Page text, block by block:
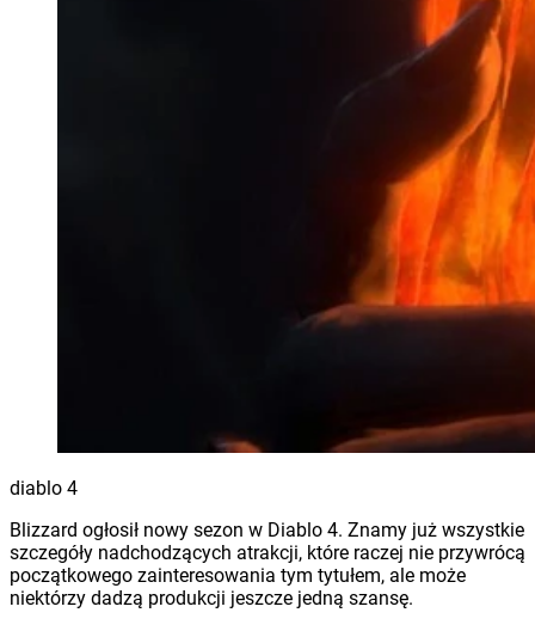
diablo 4
Blizzard ogłosił nowy sezon w Diablo 4. Znamy już wszystkie
szczegóły nadchodzących atrakcji, które raczej nie przywrócą
początkowego zainteresowania tym tytułem, ale może
niektórzy dadzą produkcji jeszcze jedną szansę.